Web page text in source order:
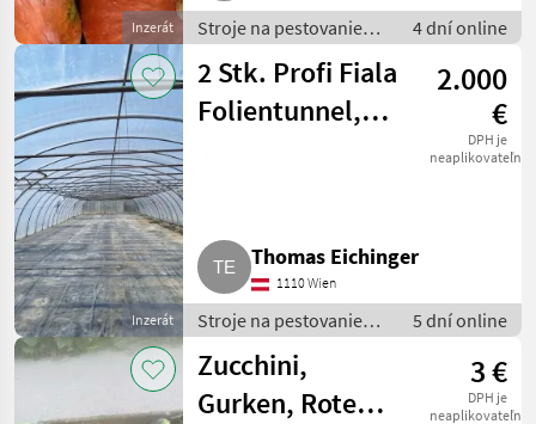
Inzerát
Stroje na pestovanie
zeleniny / Ostatné
stroje na výrobu
zeleniny
4 dní online
Inzerát
2 Stk. Profi Fiala
Folientunnel,
2.000
€
DPH je
neaplikovateľné
Thomas Eichinger
1110 Wien
Stroje na pestovanie
zeleniny / Ostatné
stroje na výrobu
zeleniny
5 dní online
Zucchini,
Gurken, Rote
3 €
DPH je
neaplikovateľné